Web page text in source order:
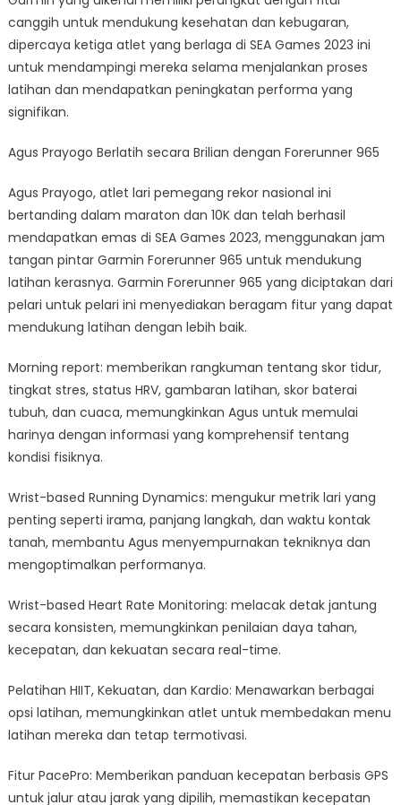
canggih untuk mendukung kesehatan dan kebugaran,
dipercaya ketiga atlet yang berlaga di SEA Games 2023 ini
untuk mendampingi mereka selama menjalankan proses
latihan dan mendapatkan peningkatan performa yang
signifikan.
Agus Prayogo Berlatih secara Brilian dengan Forerunner 965
Agus Prayogo, atlet lari pemegang rekor nasional ini
bertanding dalam maraton dan 10K dan telah berhasil
mendapatkan emas di SEA Games 2023, menggunakan jam
tangan pintar Garmin Forerunner 965 untuk mendukung
latihan kerasnya. Garmin Forerunner 965 yang diciptakan dari
pelari untuk pelari ini menyediakan beragam fitur yang dapat
mendukung latihan dengan lebih baik.
Morning report: memberikan rangkuman tentang skor tidur,
tingkat stres, status HRV, gambaran latihan, skor baterai
tubuh, dan cuaca, memungkinkan Agus untuk memulai
harinya dengan informasi yang komprehensif tentang
kondisi fisiknya.
Wrist-based Running Dynamics: mengukur metrik lari yang
penting seperti irama, panjang langkah, dan waktu kontak
tanah, membantu Agus menyempurnakan tekniknya dan
mengoptimalkan performanya.
Wrist-based Heart Rate Monitoring: melacak detak jantung
secara konsisten, memungkinkan penilaian daya tahan,
kecepatan, dan kekuatan secara real-time.
Pelatihan HIIT, Kekuatan, dan Kardio: Menawarkan berbagai
opsi latihan, memungkinkan atlet untuk membedakan menu
latihan mereka dan tetap termotivasi.
Fitur PacePro: Memberikan panduan kecepatan berbasis GPS
untuk jalur atau jarak yang dipilih, memastikan kecepatan